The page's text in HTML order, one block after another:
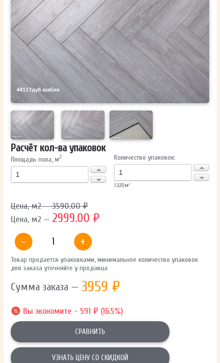
ОТПРАВИТЬ
Ваши данные не будут переданы третьим лицам
Расчёт кол-ва упаковок
Площадь пола, м2 Количество упаковок:
1.320м²
Цена, м2 — 3590.00 ₽
Цена, м2 — 2999.00 ₽
-
+
Товар продается упаковками, минимальное количество упаковок
для заказа уточняйте у продавца
Сумма заказа — 3959 ₽
Вы экономите - 591 ₽ (16.5%)
СРАВНИТЬ
УЗНАТЬ ЦЕНУ СО СКИДКОЙ